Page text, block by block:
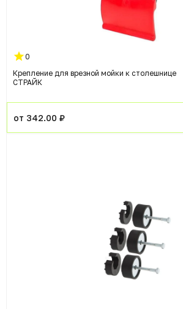
0
Крепление для врезной мойки к столешнице
СТРАЙК
от 342.00 ₽